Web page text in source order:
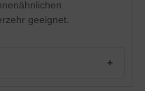
lockere, durchlässige
geeignet.